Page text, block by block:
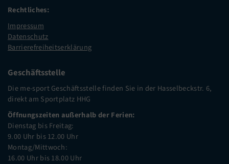
Rechtliches:
Impressum
Datenschutz
Barrierefreiheitserklärung
Geschäftsstelle
Die me-sport Geschäftsstelle finden Sie in der Hasselbeckstr. 6,
direkt am Sportplatz HHG
Öffnungszeiten außerhalb der Ferien:
Dienstag bis Freitag:
9.00 Uhr bis 12.00 Uhr
Montag/Mittwoch:
16.00 Uhr bis 18.00 Uhr